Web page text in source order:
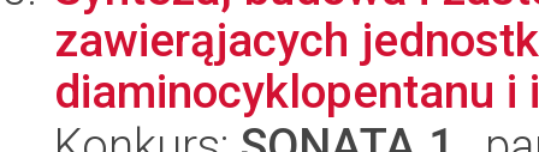
zawierąjacych
diaminocyklopentanu